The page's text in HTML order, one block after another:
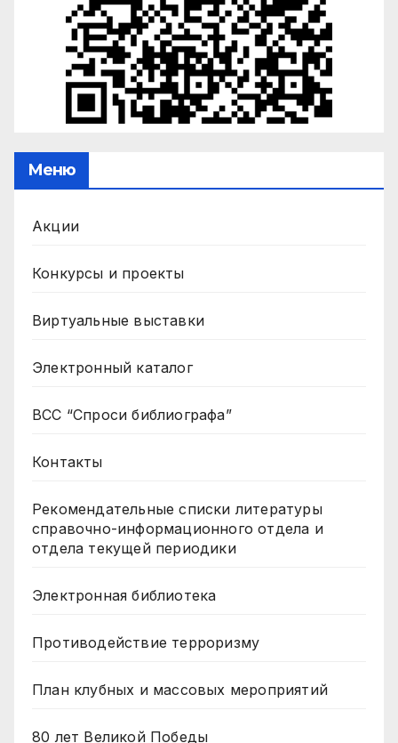
Меню
Акции
Конкурсы и проекты
Виртуальные выставки
Электронный каталог
ВСС “Спроси библиографа”
Контакты
Рекомендательные списки литературы
справочно-информационного отдела и
отдела текущей периодики
Электронная библиотека
Противодействие терроризму
План клубных и массовых мероприятий
80 лет Великой Победы